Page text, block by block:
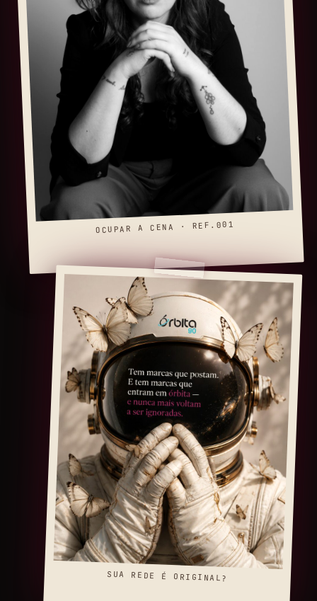
OCUPAR A CENA · REF.001
SUA REDE É ORIGINAL?